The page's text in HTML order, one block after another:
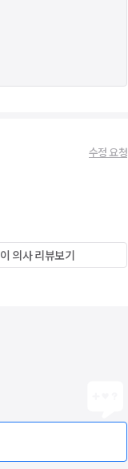
수정 요청
이 의사 리뷰보기